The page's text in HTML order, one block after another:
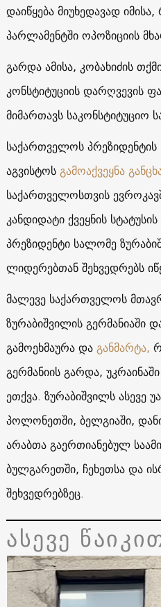
დაიწყება მიუხედავად
პარლამენტში ოპოზიციის
გარდა ამისა, კობახიძის
კონსტიტუციის დარღვევის
მიმართავს საკონსტიტუციო
საქართველოს პრეზიდენტის
აგვისტოსგამოაქვეყნა
საქართველოსთვის
კანდიდატი ქვეყნის
პრეზიდენტი სალომე
ლიდერებთან შეხვედრებს
მალევე საქართველოს
ზურაბიშვილის გერმანიაში
გამოეხმაურა დაგანმარტა,
გერმანიის გარდა,
ეთქვა. ზურაბიშვილს ასევე
პოლონეთში, ბელგიაში,
არაბთა გაერთიანებულ
ბულგარეთში, ჩეხეთსა და
შეხვედრებზეც.
ასევე